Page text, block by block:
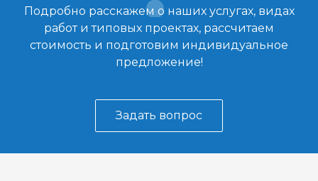
Подробно расскажем о наших услугах, видах
работ и типовых проектах, рассчитаем
стоимость и подготовим индивидуальное
предложение!
Задать вопрос